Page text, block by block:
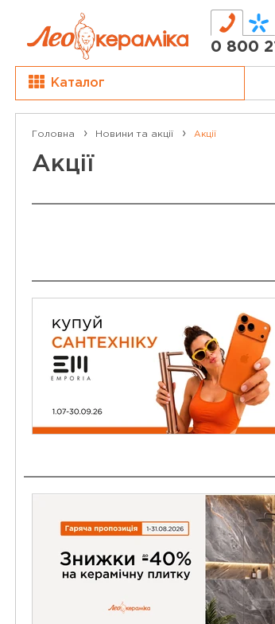
0 800
Каталог
Головна Новини та акції Акції
Акції